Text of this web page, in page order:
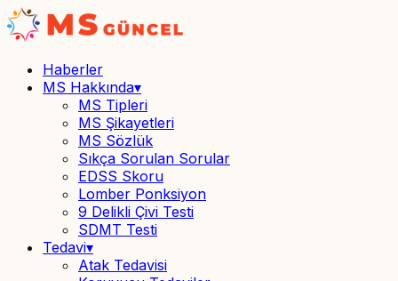
Haberler
MS Hakkında▾
MS Tipleri
MS Şikayetleri
MS Sözlük
Sıkça Sorulan Sorular
EDSS Skoru
Lomber Ponksiyon
9 Delikli Çivi Testi
SDMT Testi
Tedavi▾
Atak Tedavisi